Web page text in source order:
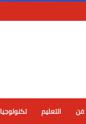
فن التعليم تكنولوجيا